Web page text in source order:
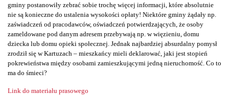
gminy postanowiły zebrać sobie trochę więcej informacji, które absolutnie
nie są konieczne do ustalenia wysokości opłaty! Niektóre gminy żądały np.
zaświadczeń od pracodawców, oświadczeń potwierdzających, że osoby
zameldowane pod danym adresem przebywają np. w więzieniu, domu
dziecka lub domu opieki społecznej. Jednak najbardziej absurdalny pomysł
zrodził się w Kartuzach – mieszkańcy mieli deklarować, jaki jest stopień
pokrewieństwa między osobami zamieszkującymi jedną nieruchomość. Co to
ma do śmieci?
Link do materiału prasowego